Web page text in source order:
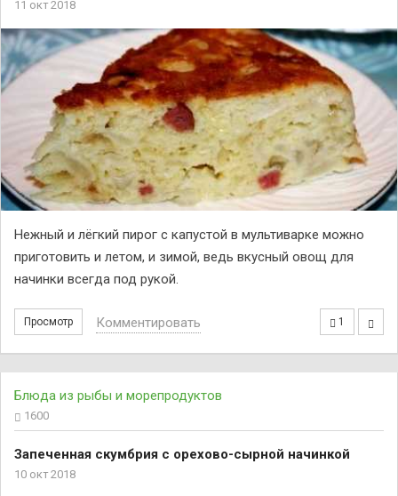
11 окт 2018
Нежный и лёгкий пирог с капустой в мультиварке можно
приготовить и летом, и зимой, ведь вкусный овощ для
начинки всегда под рукой.
Просмотр 1
Комментировать
Блюда из рыбы и морепродуктов
1600
Запеченная скумбрия с орехово-сырной начинкой
10 окт 2018